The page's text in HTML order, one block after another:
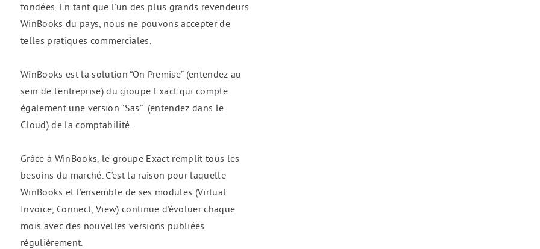
fondées. En tant que l’un des plus grands revendeurs
WinBooks du pays, nous ne pouvons accepter de
telles pratiques commerciales.
WinBooks est la solution “On Premise” (entendez au
sein de l’entreprise) du groupe Exact qui compte
également une version “Sas” (entendez dans le
Cloud) de la comptabilité.
Grâce à WinBooks, le groupe Exact remplit tous les
besoins du marché. C’est la raison pour laquelle
WinBooks et l’ensemble de ses modules (Virtual
Invoice, Connect, View) continue d’évoluer chaque
mois avec des nouvelles versions publiées
régulièrement.